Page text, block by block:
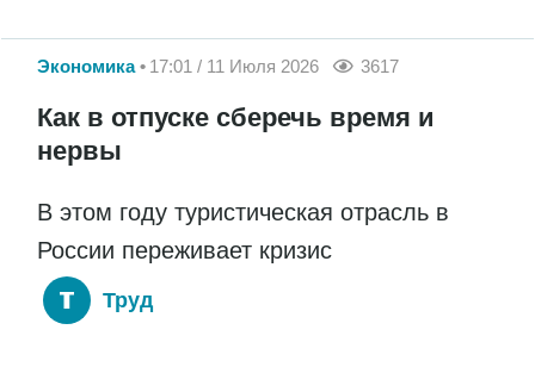
Экономика 17:01 / 11 Июля 2026 3617
Как в отпуске сберечь время и
нервы
В этом году туристическая отрасль в
России переживает кризис
Труд